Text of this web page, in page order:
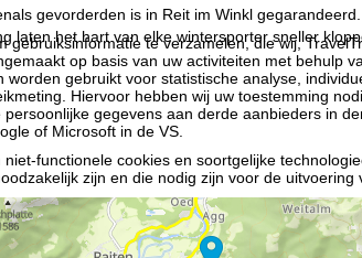
te verzamelen, die wij,
op basis van uw activiteiten met behulp
gebruikt voor statistische analyse,
Hiervoor hebben wij uw toestemming
gegevens aan derde aanbieders in
of Microsoft in de VS.
functionele cookies en soortgelijke
zijn en die nodig zijn voor de uitvoering
om uw instellingen te wijzigen, vindt u in de
gevorderden is in Reit im Winkl
laten het hart van elke wintersporter sneller